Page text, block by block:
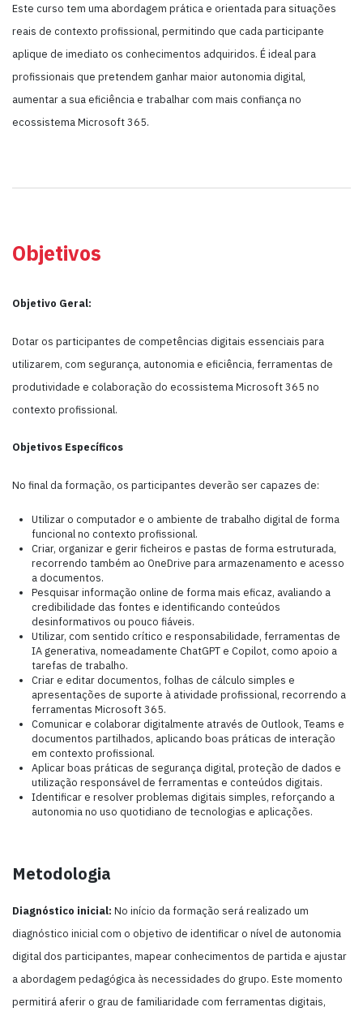
Este curso tem uma abordagem prática e orientada para situações
reais de contexto profissional, permitindo que cada participante
aplique de imediato os conhecimentos adquiridos. É ideal para
profissionais que pretendem ganhar maior autonomia digital,
aumentar a sua eficiência e trabalhar com mais confiança no
ecossistema Microsoft 365.
Objetivos
Objetivo Geral:
Dotar os participantes de competências digitais essenciais para
utilizarem, com segurança, autonomia e eficiência, ferramentas de
produtividade e colaboração do ecossistema Microsoft 365 no
contexto profissional.
Objetivos Específicos
No final da formação, os participantes deverão ser capazes de:
Utilizar o computador e o ambiente de trabalho digital de forma
funcional no contexto profissional.
Criar, organizar e gerir ficheiros e pastas de forma estruturada,
recorrendo também ao OneDrive para armazenamento e acesso
a documentos.
Pesquisar informação online de forma mais eficaz, avaliando a
credibilidade das fontes e identificando conteúdos
desinformativos ou pouco fiáveis.
Utilizar, com sentido crítico e responsabilidade, ferramentas de
IA generativa, nomeadamente ChatGPT e Copilot, como apoio a
tarefas de trabalho.
Criar e editar documentos, folhas de cálculo simples e
apresentações de suporte à atividade profissional, recorrendo a
ferramentas Microsoft 365.
Comunicar e colaborar digitalmente através de Outlook, Teams e
documentos partilhados, aplicando boas práticas de interação
em contexto profissional.
Aplicar boas práticas de segurança digital, proteção de dados e
utilização responsável de ferramentas e conteúdos digitais.
Identificar e resolver problemas digitais simples, reforçando a
autonomia no uso quotidiano de tecnologias e aplicações.
Metodologia
Diagnóstico inicial: No início da formação será realizado um
diagnóstico inicial com o objetivo de identificar o nível de autonomia
digital dos participantes, mapear conhecimentos de partida e ajustar
a abordagem pedagógica às necessidades do grupo. Este momento
permitirá aferir o grau de familiaridade com ferramentas digitais,